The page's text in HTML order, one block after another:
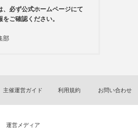
、必ず公式ホームページにて
ご確認ください。
部
主催運営ガイド 利用規約 お問い合わせ
運営メディア